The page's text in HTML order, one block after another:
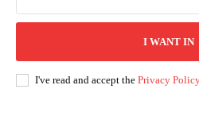
I WANT IN
I've read and accept the Privacy Policy